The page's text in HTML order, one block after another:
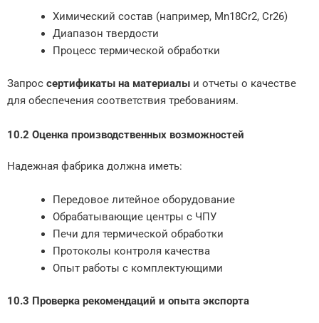
Химический состав (например, Mn18Cr2, Cr26)
Диапазон твердости
Процесс термической обработки
Запрос сертификаты на материалы и отчеты о качестве
для обеспечения соответствия требованиям.
10.2 Оценка производственных возможностей
Надежная фабрика должна иметь:
Передовое литейное оборудование
Обрабатывающие центры с ЧПУ
Печи для термической обработки
Протоколы контроля качества
Опыт работы с комплектующими
10.3 Проверка рекомендаций и опыта экспорта